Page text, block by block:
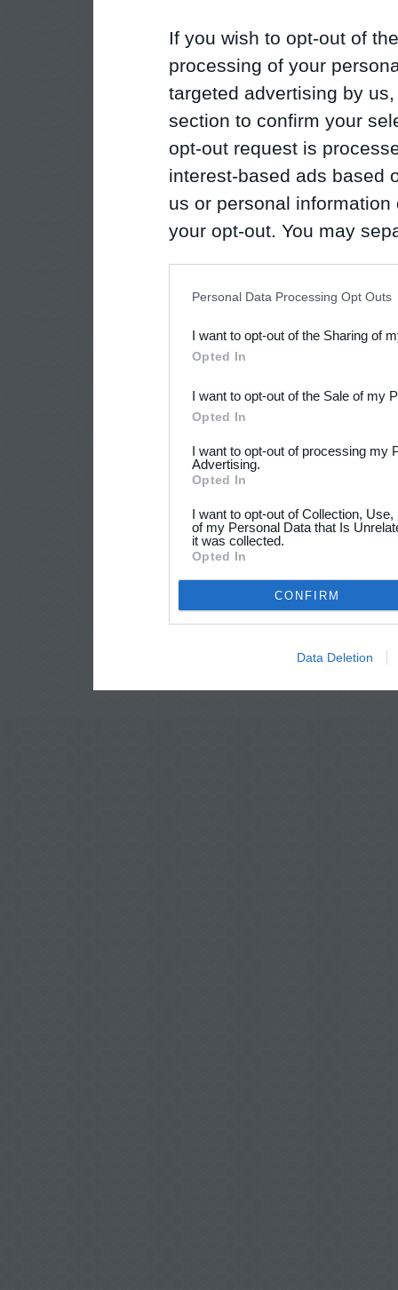
If you wish to opt-out of
processing of your
targeted advertising by
section to confirm your
opt-out request is
interest-based ads based
us or personal
your opt-out. You may
Downstream Participants
third parties.
Personal Data Processing Opt Outs
I want to opt-out of the Sharing of
Opted In
I want to opt-out of the Sale of my
Opted In
I want to opt-out of processing my
Advertising.
Opted In
I want to opt-out of Collection,
of my Personal Data that Is
it was collected.
Opted In
CONFIRM
Data Deletion